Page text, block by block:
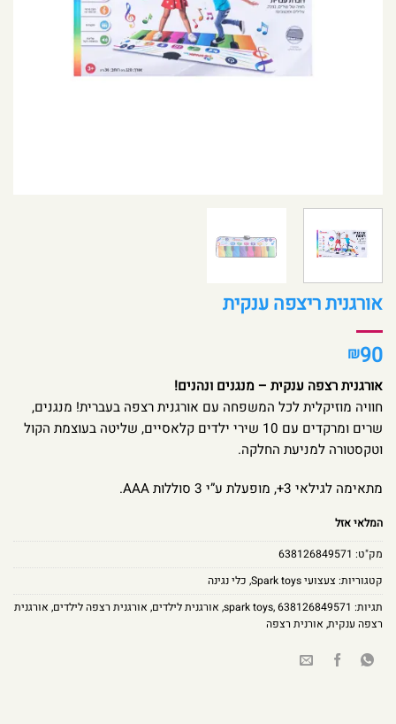
אורגנית ריצפה ענקית
₪90
אורגנית רצפה ענקית – מנגנים ונהנים!
חוויה מוזיקלית לכל המשפחה עם אורגנית רצפה בעברית! מנגנים,
שרים ומרקדים עם 10 שירי ילדים קלאסיים, שליטה בעוצמת הקול
וטקסטורה למניעת החלקה.
מתאימה לגילאי 3+, מופעלת ע”י 3 סוללות AAA.
המלאי אזל
מק"ט: 638126849571
קטגוריות: צעצועי Spark toys , כלי נגינה
תגיות:
spark toys,638126849571
, אורגנית לילדים, אורגנית רצפה לילדים, אורגנית
רצפה ענקית, אורנית רצפה